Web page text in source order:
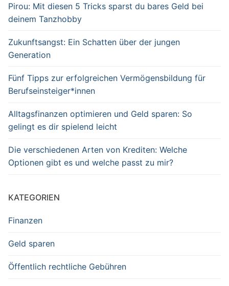
Pirou: Mit diesen 5 Tricks sparst du bares Geld bei
deinem Tanzhobby
Zukunftsangst: Ein Schatten über der jungen
Generation
Fünf Tipps zur erfolgreichen Vermögensbildung für
Berufseinsteiger*innen
Alltagsfinanzen optimieren und Geld sparen: So
gelingt es dir spielend leicht
Die verschiedenen Arten von Krediten: Welche
Optionen gibt es und welche passt zu mir?
KATEGORIEN
Finanzen
Geld sparen
Öffentlich rechtliche Gebühren